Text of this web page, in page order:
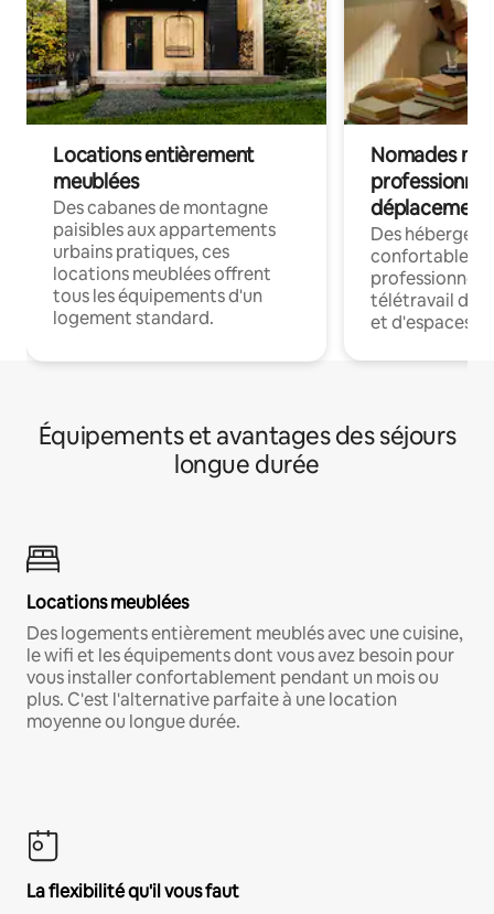
Locations entièrement
meublées
Des cabanes de montagne
paisibles aux appartements
urbains pratiques, ces
locations meublées offrent
tous les équipements d'un
logement standard.
Nomades
déplacement
Des
confortables
professionnels
télétravail
et d'espaces
Équipements et avantages des séjours
longue durée
Locations meublées
Des logements entièrement meublés avec une cuisine,
le wifi et les équipements dont vous avez besoin pour
vous installer confortablement pendant un mois ou
plus. C'est l'alternative parfaite à une location
moyenne ou longue durée.
La flexibilité qu'il vous faut